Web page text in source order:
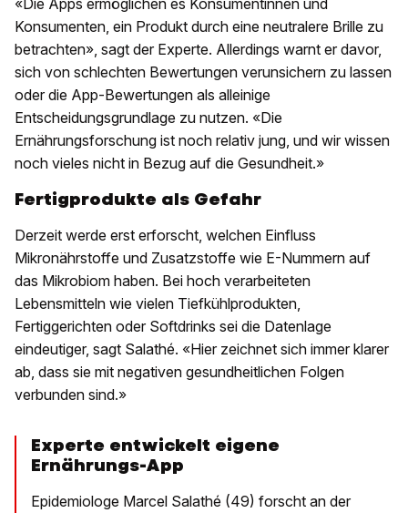
Konsumenten, ein Produkt durch eine neutralere Brille zu
betrachten», sagt der Experte. Allerdings warnt er davor,
sich von schlechten Bewertungen verunsichern zu lassen
oder die App-Bewertungen als alleinige
Entscheidungsgrundlage zu nutzen. «Die
Ernährungsforschung ist noch relativ jung, und wir wissen
noch vieles nicht in Bezug auf die Gesundheit.»
Fertigprodukte als Gefahr
Derzeit werde erst erforscht, welchen Einfluss
Mikronährstoffe und Zusatzstoffe wie E-Nummern auf
das Mikrobiom haben. Bei hoch verarbeiteten
Lebensmitteln wie vielen Tiefkühlprodukten,
Fertiggerichten oder Softdrinks sei die Datenlage
eindeutiger, sagt Salathé. «Hier zeichnet sich immer klarer
ab, dass sie mit negativen gesundheitlichen Folgen
verbunden sind.»
Experte entwickelt eigene
Ernährungs-App
Epidemiologe Marcel Salathé (49) forscht an der